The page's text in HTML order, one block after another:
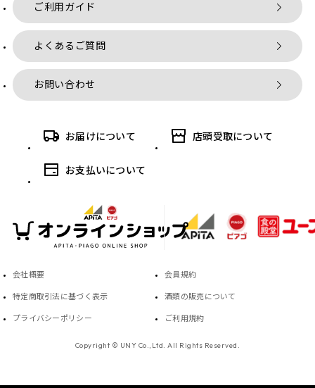
ご利用ガイド
よくあるご質問
お問い合わせ
お届けについて 店頭受取について
お支払いについて
会社概要 会員規約
特定商取引法に基づく表示 酒類の販売について
プライバシーポリシー ご利用規約
Copyright © UNY Co.,Ltd. All Rights Reserved.